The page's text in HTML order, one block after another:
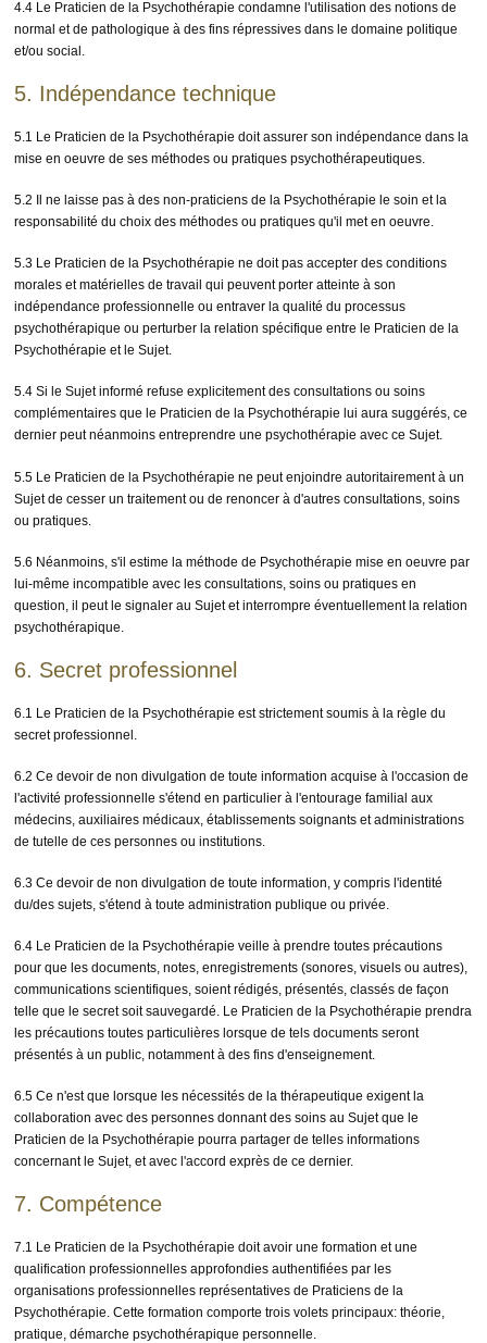
4.4 Le Praticien de la Psychothérapie condamne l'utilisation des notions de
normal et de pathologique à des fins répressives dans le domaine politique
et/ou social.
5. Indépendance technique
5.1 Le Praticien de la Psychothérapie doit assurer son indépendance dans la
mise en oeuvre de ses méthodes ou pratiques psychothérapeutiques.
5.2 Il ne laisse pas à des non-praticiens de la Psychothérapie le soin et la
responsabilité du choix des méthodes ou pratiques qu'il met en oeuvre.
5.3 Le Praticien de la Psychothérapie ne doit pas accepter des conditions
morales et matérielles de travail qui peuvent porter atteinte à son
indépendance professionnelle ou entraver la qualité du processus
psychothérapique ou perturber la relation spécifique entre le Praticien de la
Psychothérapie et le Sujet.
5.4 Si le Sujet informé refuse explicitement des consultations ou soins
complémentaires que le Praticien de la Psychothérapie lui aura suggérés, ce
dernier peut néanmoins entreprendre une psychothérapie avec ce Sujet.
5.5 Le Praticien de la Psychothérapie ne peut enjoindre autoritairement à un
Sujet de cesser un traitement ou de renoncer à d'autres consultations, soins
ou pratiques.
5.6 Néanmoins, s'il estime la méthode de Psychothérapie mise en oeuvre par
lui-même incompatible avec les consultations, soins ou pratiques en
question, il peut le signaler au Sujet et interrompre éventuellement la relation
psychothérapique.
6. Secret professionnel
6.1 Le Praticien de la Psychothérapie est strictement soumis à la règle du
secret professionnel.
6.2 Ce devoir de non divulgation de toute information acquise à l'occasion de
l'activité professionnelle s'étend en particulier à l'entourage familial aux
médecins, auxiliaires médicaux, établissements soignants et administrations
de tutelle de ces personnes ou institutions.
6.3 Ce devoir de non divulgation de toute information, y compris l'identité
du/des sujets, s'étend à toute administration publique ou privée.
6.4 Le Praticien de la Psychothérapie veille à prendre toutes précautions
pour que les documents, notes, enregistrements (sonores, visuels ou autres),
communications scientifiques, soient rédigés, présentés, classés de façon
telle que le secret soit sauvegardé. Le Praticien de la Psychothérapie prendra
les précautions toutes particulières lorsque de tels documents seront
présentés à un public, notamment à des fins d'enseignement.
6.5 Ce n'est que lorsque les nécessités de la thérapeutique exigent la
collaboration avec des personnes donnant des soins au Sujet que le
Praticien de la Psychothérapie pourra partager de telles informations
concernant le Sujet, et avec l'accord exprès de ce dernier.
7. Compétence
7.1 Le Praticien de la Psychothérapie doit avoir une formation et une
qualification professionnelles approfondies authentifiées par les
organisations professionnelles représentatives de Praticiens de la
Psychothérapie. Cette formation comporte trois volets principaux: théorie,
pratique, démarche psychothérapique personnelle.